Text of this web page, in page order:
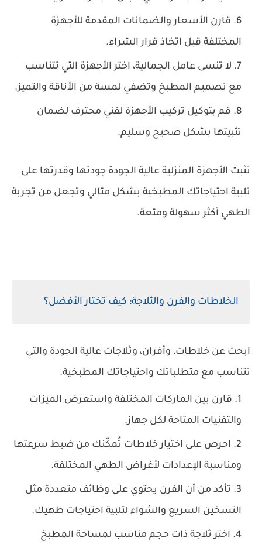
قارن الأسعار والضمانات المقدمة للأجهزة
المختلفة قبل اتخاذ قرار الشراء.
لا تنسى عامل الجمالية، اختر الأجهزة التي تتناسب
مع تصميم المطبخ وتضفي لمسة من الأناقة والتميز.
قم بتوكيل تركيب الأجهزة لفني محترف لضمان
تثبيتها بشكل صحيح وسليم.
تثبت الأجهزة المنزلية عالية الجودة جودتها وقدرتها على
تلبية احتياجاتك المطبخية بشكل مثالي وتجعل من تجربة
الطهي أكثر سهولة ومتعة.
الخلاطات والفرن والثلاجة: كيف تختار الأفضل؟
ابحث عن خلاطات، وأفران، وثلاجات عالية الجودة والتي
تتناسب مع متطلباتك واحتياجاتك المطبخية.
قارن بين الماركات المختلفة واستعرض الميزات
والتقنيات المتاحة لكل جهاز.
احرص على اختيار خلاطات تُمكّنك من ضبط سرعتها
ومناسبة الإعدادات لأغراض الطهي المختلفة.
تأكد من أن الفرن يحتوي على وظائف متعددة مثل
التسخين السريع والشواء لتلبية احتياجات طهيك.
اختر ثلاجة ذات حجم مناسب لمساحة المطبخ